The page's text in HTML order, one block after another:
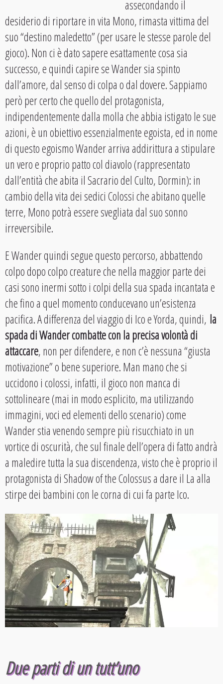
assecondando il
desiderio di riportare in vita Mono, rimasta vittima del
suo “destino maledetto” (per usare le stesse parole del
gioco). Non ci è dato sapere esattamente cosa sia
successo, e quindi capire se Wander sia spinto
dall’amore, dal senso di colpa o dal dovere. Sappiamo
però per certo che quello del protagonista,
indipendentemente dalla molla che abbia istigato le sue
azioni, è un obiettivo essenzialmente egoista, ed in nome
di questo egoismo Wander arriva addirittura a stipulare
un vero e proprio patto col diavolo (rappresentato
dall’entità che abita il Sacrario del Culto, Dormin): in
cambio della vita dei sedici Colossi che abitano quelle
terre, Mono potrà essere svegliata dal suo sonno
irreversibile.
E Wander quindi segue questo percorso, abbattendo
colpo dopo colpo creature che nella maggior parte dei
casi sono inermi sotto i colpi della sua spada incantata e
che fino a quel momento conducevano un’esistenza
pacifica. A differenza del viaggio di Ico e Yorda, quindi, la
spada di Wander combatte con la precisa volontà di
attaccare, non per difendere, e non c’è nessuna “giusta
motivazione” o bene superiore. Man mano che si
uccidono i colossi, infatti, il gioco non manca di
sottolineare (mai in modo esplicito, ma utilizzando
immagini, voci ed elementi dello scenario) come
Wander stia venendo sempre più risucchiato in un
vortice di oscurità, che sul finale dell’opera di fatto andrà
a maledire tutta la sua discendenza, visto che è proprio il
protagonista di Shadow of the Colossus a dare il La alla
stirpe dei bambini con le corna di cui fa parte Ico.
Due parti di un tutt’uno